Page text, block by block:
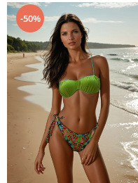
-50%